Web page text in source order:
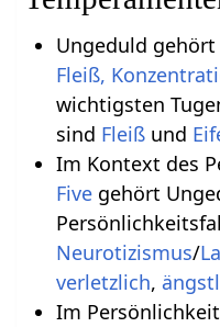
Ungeduld gehört
Fleiß,
wichtigsten
sind Fleißund
Im Kontext des
Fivegehört
Neurotizismus/
verletzlich,
Im